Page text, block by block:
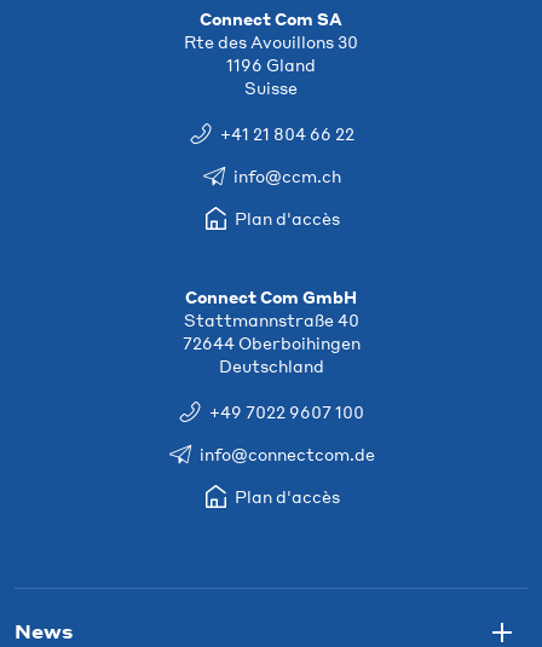
Connect Com SA
Rte des Avouillons 30
1196 Gland
Suisse
+41 21 804 66 22
info@ccm.ch
Plan d'accès
Connect Com GmbH
Stattmannstraße 40
72644 Oberboihingen
Deutschland
+49 7022 9607 100
info@connectcom.de
Plan d'accès
News